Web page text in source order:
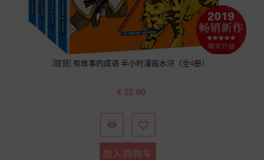
[现货] 有故事的成语 半小时漫画水浒（全4册）
价
€ 25.90
 
加入购物车